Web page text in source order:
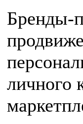
Бренды-
личного